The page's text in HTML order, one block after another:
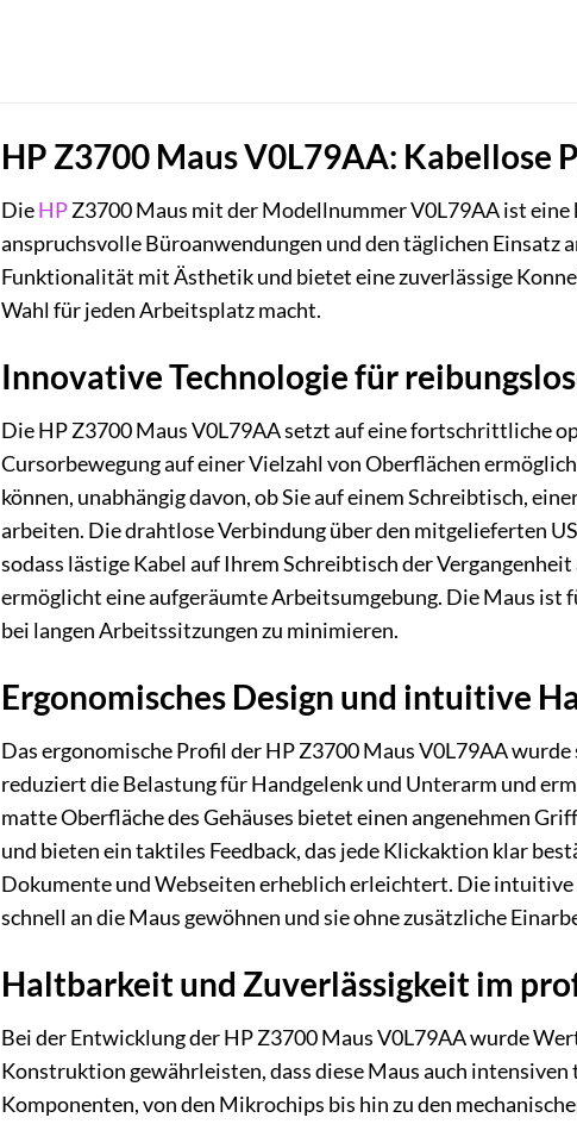
HP Z3700 Maus V0L79AA: Kabellose
DieHPZ3700 Maus mit der Modellnummer V0L79AA ist eine
anspruchsvolle Büroanwendungen und den täglichen Einsatz
Funktionalität mit Ästhetik und bietet eine zuverlässige
Wahl für jeden Arbeitsplatz macht.
Innovative Technologie für
Die HP Z3700 Maus V0L79AA setzt auf eine fortschrittliche
Cursorbewegung auf einer Vielzahl von Oberflächen
können, unabhängig davon, ob Sie auf einem Schreibtisch,
arbeiten. Die drahtlose Verbindung über den mitgelieferten
sodass lästige Kabel auf Ihrem Schreibtisch der
ermöglicht eine aufgeräumte Arbeitsumgebung. Die Maus ist
bei langen Arbeitssitzungen zu minimieren.
Ergonomisches Design und intuitive
Das ergonomische Profil der HP Z3700 Maus V0L79AA
reduziert die Belastung für Handgelenk und Unterarm und
matte Oberfläche des Gehäuses bietet einen angenehmen
und bieten ein taktiles Feedback, das jede Klickaktion klar
Dokumente und Webseiten erheblich erleichtert. Die intuitive
schnell an die Maus gewöhnen und sie ohne zusätzliche
Haltbarkeit und Zuverlässigkeit im
Bei der Entwicklung der HP Z3700 Maus V0L79AA wurde
Konstruktion gewährleisten, dass diese Maus auch
Komponenten, von den Mikrochips bis hin zu den